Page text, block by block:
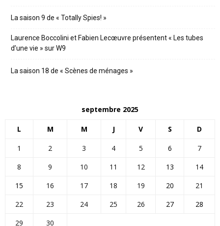
La saison 9 de « Totally Spies! »
Laurence Boccolini et Fabien Lecœuvre présentent « Les tubes
d’une vie » sur W9
La saison 18 de « Scènes de ménages »
septembre 2025
L M M J V S D
1 2 3 4 5 6
7
8
9 10 11 12 13
14
15
16 17 18 19 20
21
22
23 24 25 26 27
28
29
30